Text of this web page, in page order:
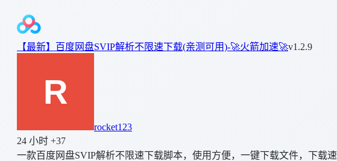
【最新】百度网盘SVIP解析不限速下载(亲测可用)-🚀火箭加速🚀v1.2.9
rocket123
24 小时 +37
一款百度网盘SVIP解析不限速下载脚本，使用方便，一键下载文件，下载